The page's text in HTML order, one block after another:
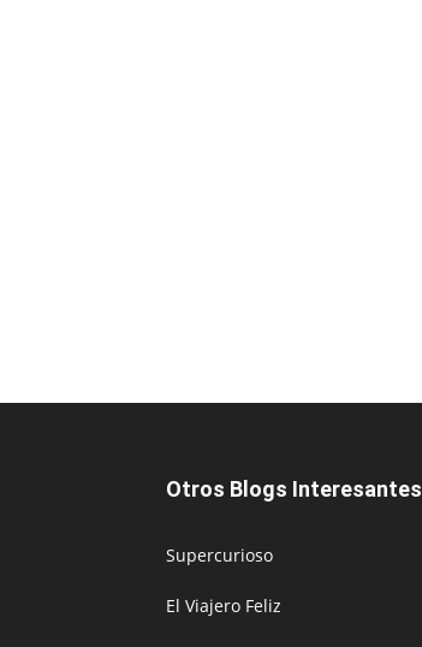
Otros Blogs Interesantes
Supercurioso
El Viajero Feliz